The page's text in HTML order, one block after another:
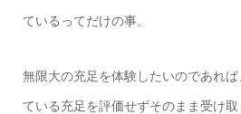
ているってだけの事。
無限大の充足を体験したいのであれ
ている充足を評価せずそのまま受け取